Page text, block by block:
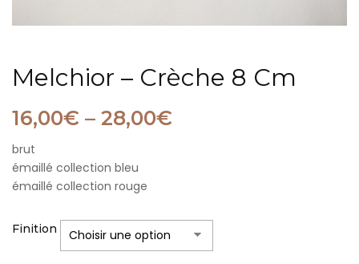
Melchior – Crèche 8 Cm
16,00€ – 28,00€
brut
émaillé collection bleu
émaillé collection rouge
Finition